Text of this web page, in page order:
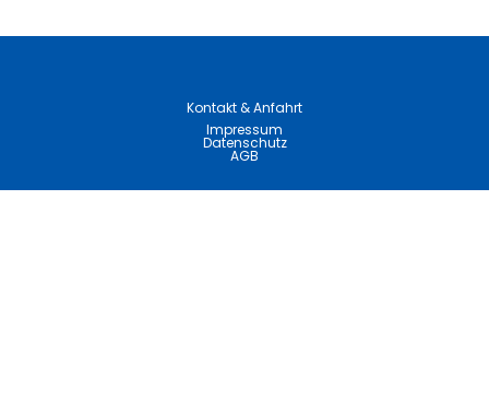
Kontakt & Anfahrt
Impressum
Datenschutz
AGB